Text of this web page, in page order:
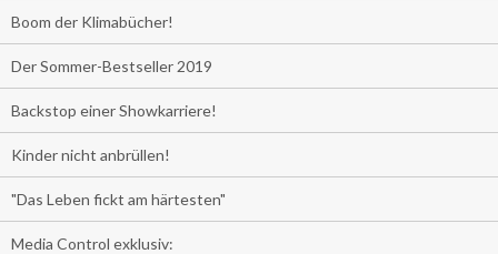
Boom der Klimabücher!
Der Sommer-Bestseller 2019
Backstop einer Showkarriere!
Kinder nicht anbrüllen!
"Das Leben fickt am härtesten"
Media Control exklusiv: